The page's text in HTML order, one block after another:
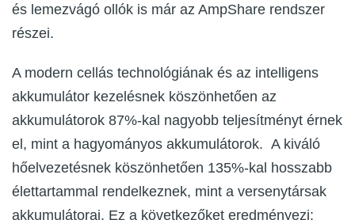
és lemezvágó ollók is már az AmpShare rendszer
részei.
A modern cellás technológiának és az intelligens
akkumulátor kezelésnek köszönhetően az
akkumulátorok 87%-kal nagyobb teljesítményt érnek
el, mint a hagyományos akkumulátorok. A kiváló
hőelvezetésnek köszönhetően 135%-kal hosszabb
élettartammal rendelkeznek, mint a versenytársak
akkumulátorai. Ez a következőket eredményezi: